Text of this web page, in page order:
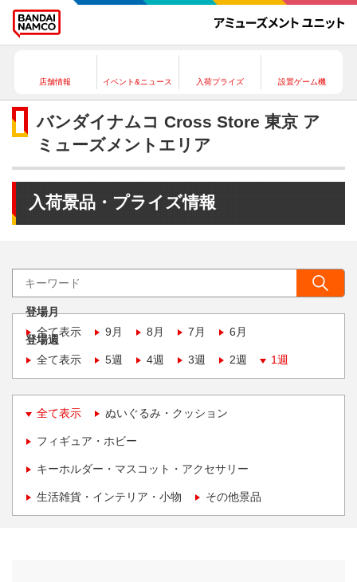
店舗情報 イベント&ニュース 入荷プライズ 設置ゲーム機
バンダイナムコ Cross Store 東京 ア
ミューズメントエリア
入荷景品・プライズ情報
登場月
全て表示
9月 8月 7月 6月
登場週
全て表示
5週 4週 3週 2週 1週
全て表示 ぬいぐるみ・クッション
フィギュア・ホビー
キーホルダー・マスコット・アクセサリー
生活雑貨・インテリア・小物 その他景品